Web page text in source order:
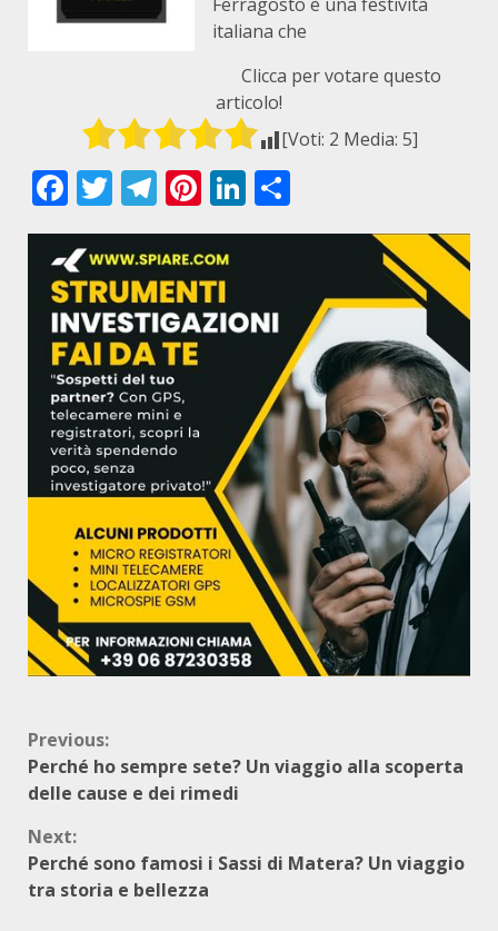
italiana che
Clicca per votare questo
articolo!
[Voti: 2 Media: 5]
Facebook
Twitter
Telegram
Pinterest
LinkedIn
Continue
Reading
Previous:
Perché ho sempre sete? Un viaggio alla scoperta
delle cause e dei rimedi
Next:
Perché sono famosi i Sassi di Matera? Un viaggio
tra storia e bellezza